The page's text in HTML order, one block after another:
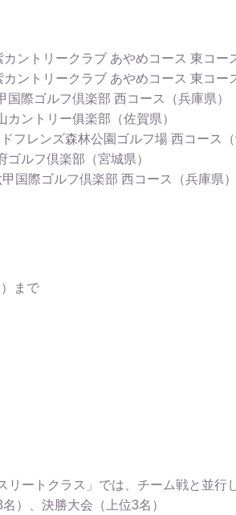
ントリークラブ あやめコース 東コー
ントリークラブ あやめコース 東コー
際ゴルフ倶楽部 西コース（兵庫県）
ントリー俱楽部（佐賀県）
フレンズ森林公園ゴルフ場 西コース（
ルフ倶楽部（宮城県）
国際ゴルフ倶楽部 西コース（兵庫県）
まで
リートクラス」では、チーム戦と並行
）、決勝大会（上位3名）